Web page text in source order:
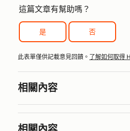
這篇文章有幫助嗎？
是 否
此表單僅供記載意見回饋。 了解如何取得
相關內容